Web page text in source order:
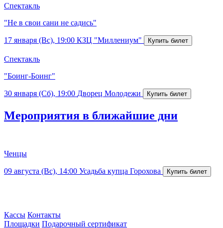
Спектакль
"Не в свои сани не садись"
17 января (Вс), 19:00 КЗЦ "Миллениум"
Спектакль
"Боинг-Боинг"
30 января (Сб), 19:00 Дворец Молодежи
Мероприятия в ближайшие дни
Ченцы
09 августа (Вс), 14:00 Усадьба купца Горохова
Кассы Контакты
Площадки Подарочный сертификат